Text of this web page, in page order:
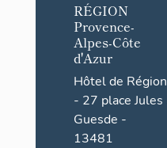
RÉGION
Provence-
Alpes-Côte
d'Azur
Hôtel de Région
- 27 place Jules
Guesde -
13481